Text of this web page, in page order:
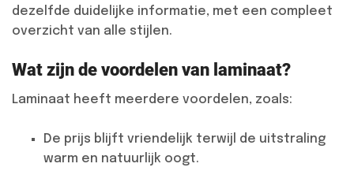
dezelfde duidelijke informatie, met een compleet
overzicht van alle stijlen.
Wat zijn de voordelen van laminaat?
Laminaat heeft meerdere voordelen, zoals:
De prijs blijft vriendelijk terwijl de uitstraling
warm en natuurlijk oogt.